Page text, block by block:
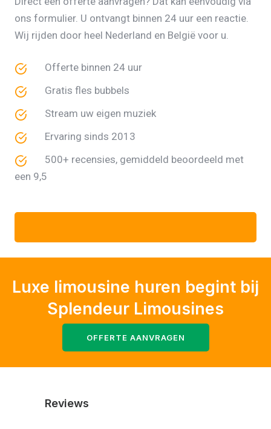
ons formulier. U ontvangt binnen 24 uur een reactie.
Wij rijden door heel Nederland en België voor u.
Offerte binnen 24 uur
Gratis fles bubbels
Stream uw eigen muziek
Ervaring sinds 2013
500+ recensies, gemiddeld beoordeeld met
een 9,5
Luxe limousine huren begint bij
Splendeur Limousines
OFFERTE AANVRAGEN
Reviews